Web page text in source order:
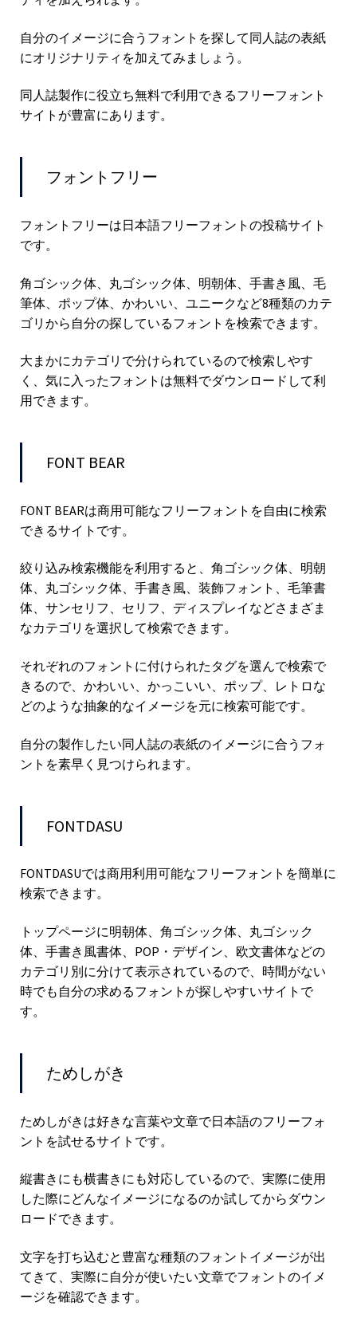
自分のイメージに合うフォントを探して同人誌の表紙
にオリジナリティを加えてみましょう。
同人誌製作に役立ち無料で利用できるフリーフォント
サイトが豊富にあります。
フォントフリー
フォントフリーは日本語フリーフォントの投稿サイト
です。
角ゴシック体、丸ゴシック体、明朝体、手書き風、毛
筆体、ポップ体、かわいい、ユニークなど8種類のカテ
ゴリから自分の探しているフォントを検索できます。
大まかにカテゴリで分けられているので検索しやす
く、気に入ったフォントは無料でダウンロードして利
用できます。
FONT BEAR
FONT BEARは商用可能なフリーフォントを自由に検索
できるサイトです。
絞り込み検索機能を利用すると、角ゴシック体、明朝
体、丸ゴシック体、手書き風、装飾フォント、毛筆書
体、サンセリフ、セリフ、ディスプレイなどさまざま
なカテゴリを選択して検索できます。
それぞれのフォントに付けられたタグを選んで検索で
きるので、かわいい、かっこいい、ポップ、レトロな
どのような抽象的なイメージを元に検索可能です。
自分の製作したい同人誌の表紙のイメージに合うフォ
ントを素早く見つけられます。
FONTDASU
FONTDASUでは商用利用可能なフリーフォントを簡単に
検索できます。
トップページに明朝体、角ゴシック体、丸ゴシック
体、手書き風書体、POP・デザイン、欧文書体などの
カテゴリ別に分けて表示されているので、時間がない
時でも自分の求めるフォントが探しやすいサイトで
す。
ためしがき
ためしがきは好きな言葉や文章で日本語のフリーフォ
ントを試せるサイトです。
縦書きにも横書きにも対応しているので、実際に使用
した際にどんなイメージになるのか試してからダウン
ロードできます。
文字を打ち込むと豊富な種類のフォントイメージが出
てきて、実際に自分が使いたい文章でフォントのイメ
ージを確認できます。